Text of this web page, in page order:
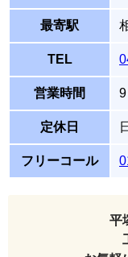
最寄駅
TEL
営業時間
定休日
フリーコール
平